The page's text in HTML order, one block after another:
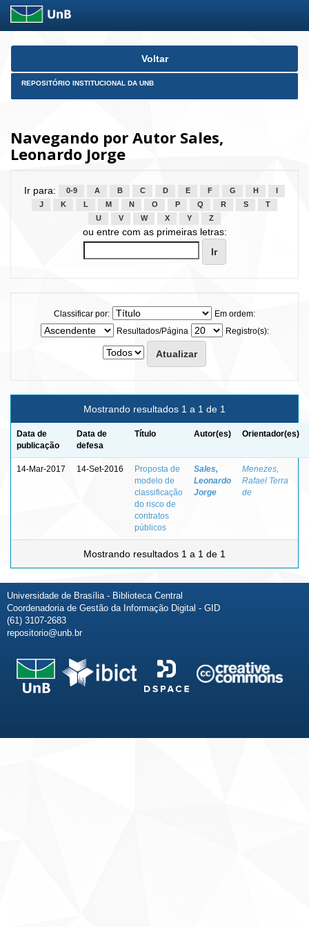
Skip
Voltar
REPOSITÓRIO INSTITUCIONAL DA UNB
Navegando por Autor Sales,
Leonardo Jorge
Ir para: 0-9 A B C D E F G H
J
K L M N O P Q R S
T
U
V W X Y Z
ou entre com as primeiras letras:
Classificar por:
Em ordem:
Resultados/Página
Registro(s):
Mostrando resultados 1 a 1 de 1
Data de
publicação
Data de
defesa
Título Autor(es) Orientador(es)
14-Mar-2017 14-Set-2016
Proposta de
modelo de
classificação
do risco de
contratos
públicos
Sales,
Leonardo
Jorge
Menezes,
Rafael Terra
de
Mostrando resultados 1 a 1 de 1
Universidade de Brasília - Biblioteca Central
Coordenadoria de Gestão da Informação Digital - GID
(61) 3107-2683
repositorio@unb.br